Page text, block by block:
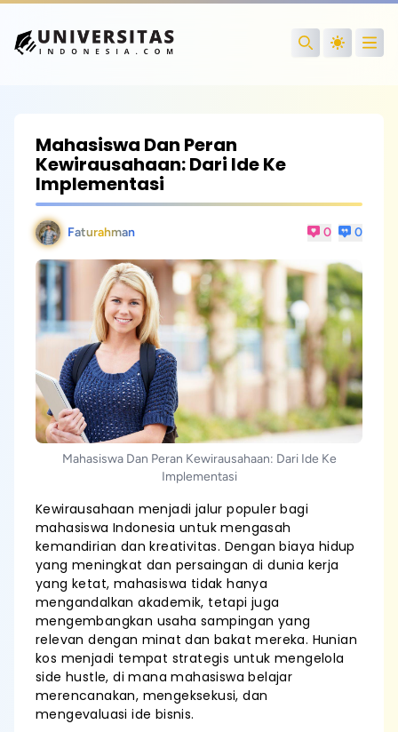
Search
Mahasiswa Dan Peran
Kewirausahaan: Dari Ide Ke
Implementasi
Faturahman 0 0
Mahasiswa Dan Peran Kewirausahaan: Dari Ide Ke
Implementasi
Kewirausahaan menjadi jalur populer bagi
mahasiswa Indonesia untuk mengasah
kemandirian dan kreativitas. Dengan biaya hidup
yang meningkat dan persaingan di dunia kerja
yang ketat, mahasiswa tidak hanya
mengandalkan akademik, tetapi juga
mengembangkan usaha sampingan yang
relevan dengan minat dan bakat mereka. Hunian
kos menjadi tempat strategis untuk mengelola
side hustle, di mana mahasiswa belajar
merencanakan, mengeksekusi, dan
mengevaluasi ide bisnis.